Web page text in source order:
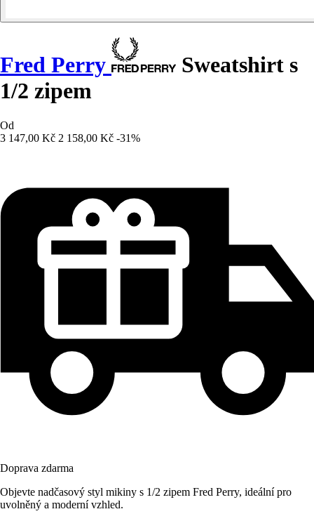
Fred Perry
Sweatshirt s
1/2 zipem
Od
3 147,00 Kč 2 158,00 Kč -31%
Doprava zdarma
Objevte nadčasový styl mikiny s 1/2 zipem Fred Perry, ideální pro
uvolněný a moderní vzhled.